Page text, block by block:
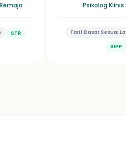
STR
Psikolog Klinis Anak
Tarif Dasar Sesuai
SIPP